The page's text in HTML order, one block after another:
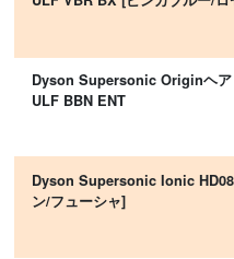
Dyson Supersonic Originヘア
ULF BBN ENT
Dyson Supersonic Ionic
ン/フューシャ]